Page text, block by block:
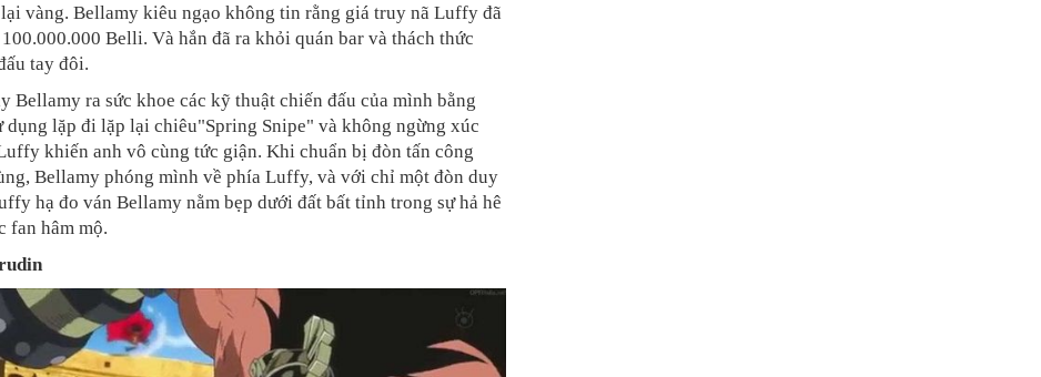
vàng. Bellamy kiêu ngạo không tin rằng giá truy nã Luffy đã
Belli. Và hắn đã ra khỏi quán bar và thách thức
tay đôi.
Bellamy ra sức khoe các kỹ thuật chiến đấu của mình bằng
dụng lặp đi lặp lại chiêu"Spring Snipe" và không ngừng xúc
khiến anh vô cùng tức giận. Khi chuẩn bị đòn tấn công
Bellamy phóng mình về phía Luffy, và với chỉ một đòn duy
hạ đo ván Bellamy nằm bẹp dưới đất bất tỉnh trong sự hả hê
fan hâm mộ.